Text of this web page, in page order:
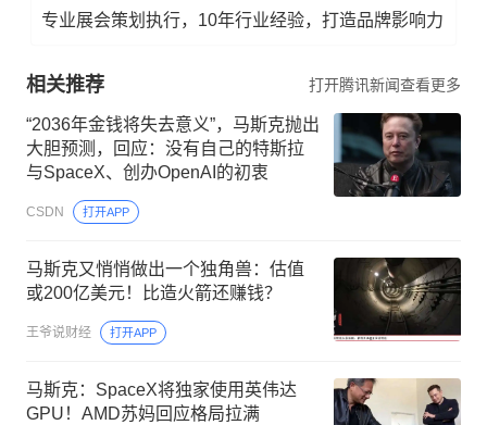
专业展会策划执行，10年行业经验，打造品牌影响力
相关推荐 打开腾讯新闻查看更多
“2036年金钱将失去意义”，马斯克抛出
大胆预测，回应：没有自己的特斯拉
与SpaceX、创办OpenAI的初衷
CSDN 打开APP
马斯克又悄悄做出一个独角兽：估值
或200亿美元！比造火箭还赚钱？
王爷说财经 打开APP
马斯克：SpaceX将独家使用英伟达
GPU！AMD苏妈回应格局拉满